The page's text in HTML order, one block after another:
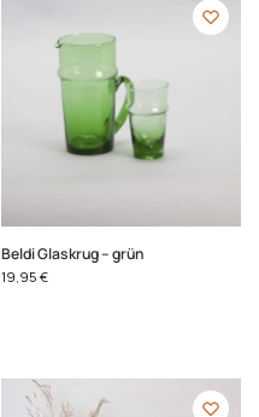
Beldi Glaskrug – grün
19,95 €